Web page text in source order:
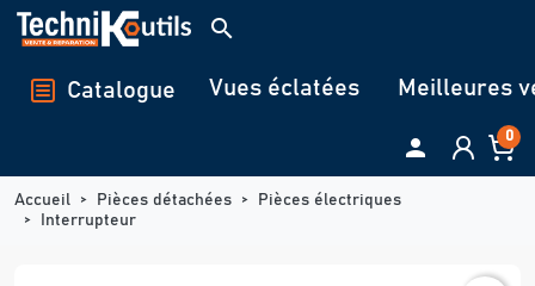
Panneau de gestion des cookies
search
Catalogue Vues éclatées Meilleures
 0
Accueil Pièces détachées
Pièces électriques
Interrupteur